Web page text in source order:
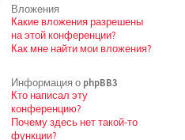
Вложения
Какие вложения разрешены
на этой конференции?
Как мне найти мои вложения?
Информация о phpBB3
Кто написал эту
конференцию?
Почему здесь нет такой-то
функции?